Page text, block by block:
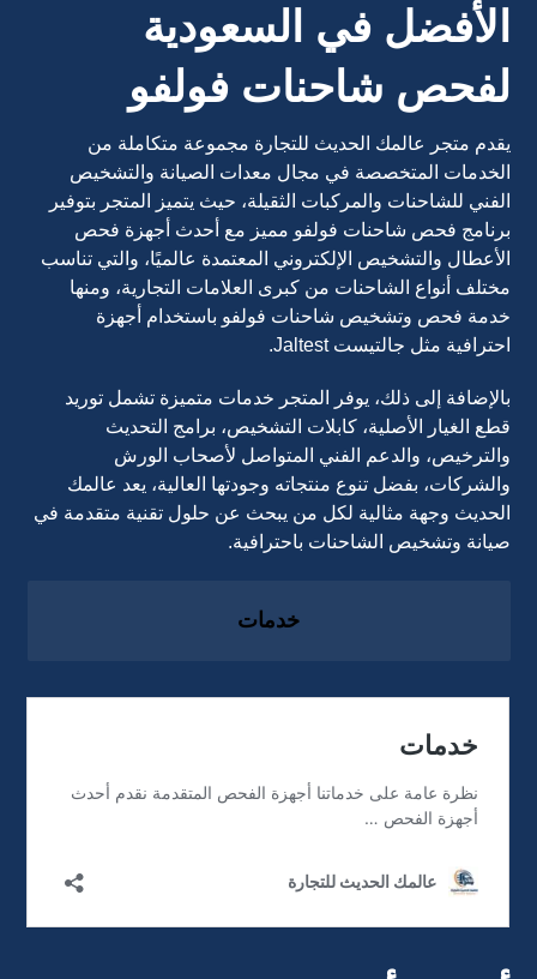
الأفضل في السعودية
لفحص شاحنات فولفو
يقدم متجر عالمك الحديث للتجارة مجموعة متكاملة من
الخدمات المتخصصة في مجال معدات الصيانة والتشخيص
الفني للشاحنات والمركبات الثقيلة، حيث يتميز المتجر بتوفير
برنامج فحص شاحنات فولفو مميز مع أحدث أجهزة فحص
الأعطال والتشخيص الإلكتروني المعتمدة عالميًا، والتي تناسب
مختلف أنواع الشاحنات من كبرى العلامات التجارية، ومنها
خدمة فحص وتشخيص شاحنات فولفو باستخدام أجهزة
احترافية مثل جالتيست Jaltest.
بالإضافة إلى ذلك، يوفر المتجر خدمات متميزة تشمل توريد
قطع الغيار الأصلية، كابلات التشخيص، برامج التحديث
والترخيص، والدعم الفني المتواصل لأصحاب الورش
والشركات، بفضل تنوع منتجاته وجودتها العالية، يعد عالمك
الحديث وجهة مثالية لكل من يبحث عن حلول تقنية متقدمة في
صيانة وتشخيص الشاحنات باحترافية.
خدمات